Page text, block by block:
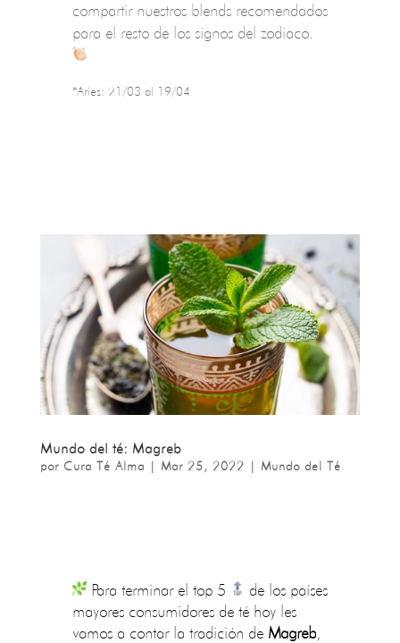
compartir nuestros blends recomendados
para el resto de los signos del zodiaco.
*Aries: 21/03 al 19/04
Mundo del té: Magreb
por Cura Té Alma | Mar 25, 2022 | Mundo del Té
Para terminar el top 5
de los países
mayores consumidores de té hoy les
vamos a contar la tradición de Magreb,